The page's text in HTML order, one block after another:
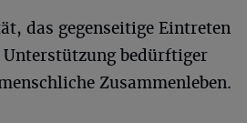
das gegenseitige Eintreten
bedürftiger
Zusammenleben.